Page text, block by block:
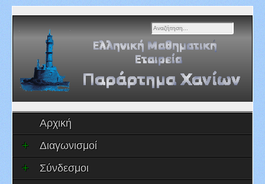
Αναζήτηση...
Αρχική
Διαγωνισμοί
Σύνδεσμοι